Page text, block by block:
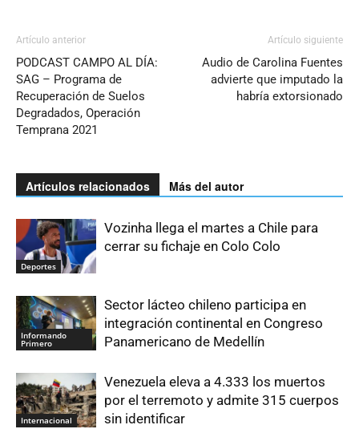
Artículo anterior
PODCAST CAMPO AL DÍA:
SAG – Programa de
Recuperación de Suelos
Degradados, Operación
Temprana 2021
Artículo siguiente
Audio de Carolina Fuentes
advierte que imputado la
habría extorsionado
Artículos relacionados Más del autor
Deportes
Vozinha llega el martes a Chile para
cerrar su fichaje en Colo Colo
Informando
Primero
Sector lácteo chileno participa en
integración continental en Congreso
Panamericano de Medellín
Internacional
Venezuela eleva a 4.333 los muertos
por el terremoto y admite 315 cuerpos
sin identificar